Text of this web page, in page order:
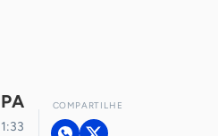
COMPARTILHE